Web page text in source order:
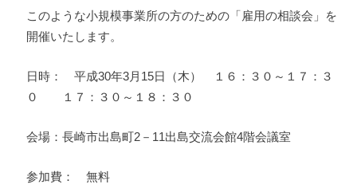
このような小規模事業所の方のための「雇用の相談会」を
開催いたします。
日時： 平成30年3月15日（木） １６：３０～１７：３
０ １７：３０～１８：３０
会場：長崎市出島町2－11出島交流会館4階会議室
参加費： 無料